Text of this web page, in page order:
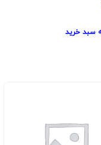
سبد خرید